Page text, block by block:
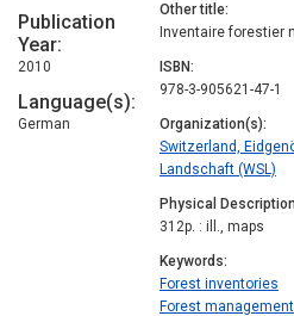
Publication
Year
2010
Language(s)
German
Other title
Inventaire forestier
ISBN
978-3-905621-47-1
Organization(s)
Switzerland,
Landschaft (WSL)
Physical Description
312p. : ill., maps
Keywords
Forest inventories
Forest management